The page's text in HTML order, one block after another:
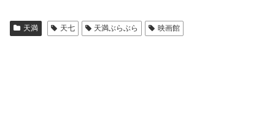
天満 天七 天満ぶらぶら 映画館